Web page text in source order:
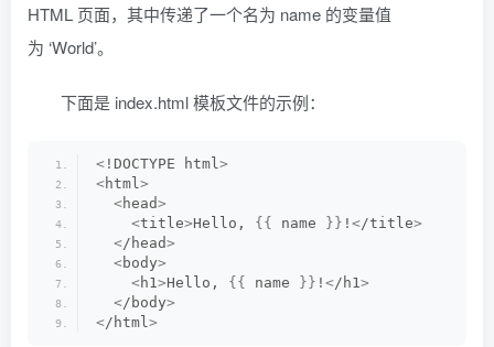
HTML 页面，其中传递了一个名为 name 的变量值
为 ‘World’。
下面是 index.html 模板文件的示例：
< !DOCTYPE html>
<html>
<head>
<title>Hello, {{ name }} ! </title>
</head>
<body>
<h1>Hello, {{ name }} ! </h1>
</body>
</html>